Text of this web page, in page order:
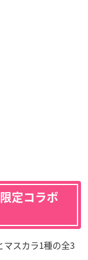
定コラボ
マスカラ1種の全3